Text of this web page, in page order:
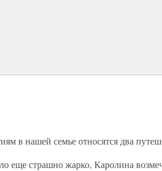
в нашей семье относятся два
еще страшно жарко, Каролина